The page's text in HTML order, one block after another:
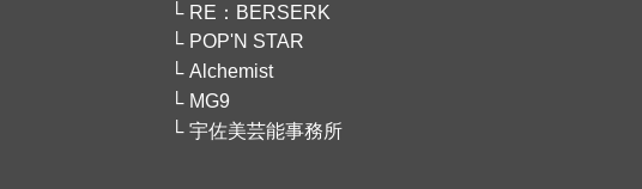
RE：BERSERK
POP'N STAR
Alchemist
MG9
宇佐美芸能事務所